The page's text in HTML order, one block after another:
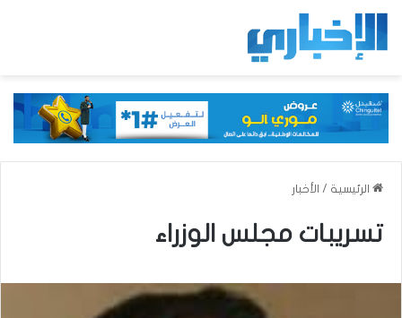
الرئيسية / الأخبار
تسريبات مجلس الوزراء